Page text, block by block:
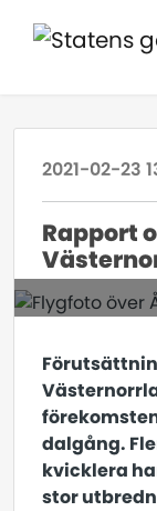
2021-02-23
Rapport
dalgång.
kvicklera
stor